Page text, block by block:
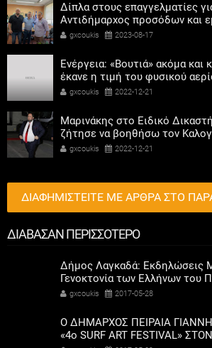
Δίπλα στους επαγγελματίες
Αντιδήμαρχος προσόδων και
Καψοκόλης
gxcoukis 2023-08-17
Ενέργεια: «Βουτιά» ακόμα και
έκανε η τιμή του φυσικού
gxcoukis 2022-12-21
Μαρινάκης στο Ειδικό
ζήτησε να βοηθήσω τον
αποκτήσει σταθμό ο ΣΥΡΙΖΑ
gxcoukis 2022-12-21
ΔΙΑΦΗΜΙΣΤΕΙΤΕ ΜΕ ΑΡΘΡΑ ΣΤΟ
ΔΙΑΒΑΣΑΝ ΠΕΡΙΣΣΟΤΕΡΟ
Δήμος Λαγκαδά: Εκδηλώσεις
Γενοκτονία των Ελλήνων του
gxcoukis 2017-05-28
Ο ΔΗΜΑΡΧΟΣ ΠΕΙΡΑΙΑ
«4o SURF ART FESTIVAL»